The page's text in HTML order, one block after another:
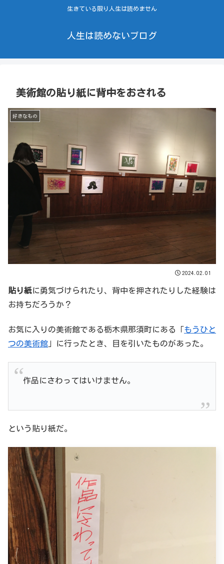
生きている限り人生は読めません
人生は読めないブログ
美術館の貼り紙に背中をおされる
好きなもの
2024.02.01
貼り紙に勇気づけられたり、背中を押されたりした経験は
お持ちだろうか？
お気に入りの美術館である栃木県那須町にある「もうひと
つの美術館 」に行ったとき、目を引いたものがあった。
作品にさわってはいけません。
という貼り紙だ。